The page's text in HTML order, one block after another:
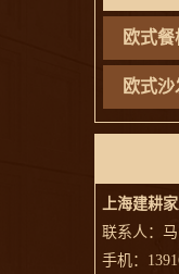
欧式
欧式
上海建耕
联系人：
手机：